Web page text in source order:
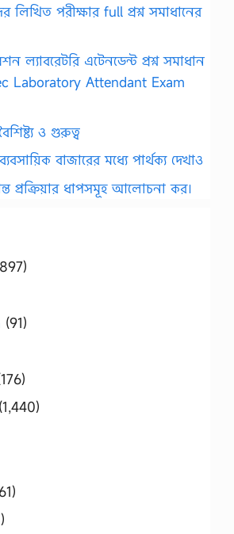
লিখিত পরীক্ষার full প্রশ্ন সমাধানের
ল্যাবরেটরি এটেনডেন্ট প্রশ্ন সমাধান
Laboratory Attendant Exam
ও গুরুত্ব
বাজারের মধ্যে পার্থক্য দেখাও
প্রক্রিয়ার ধাপসমূহ আলোচনা কর।
(91)